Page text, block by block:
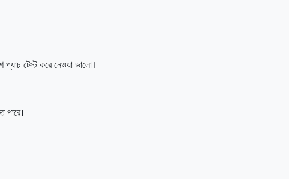
টেস্ট করে নেওয়া ভালো।
পারে।